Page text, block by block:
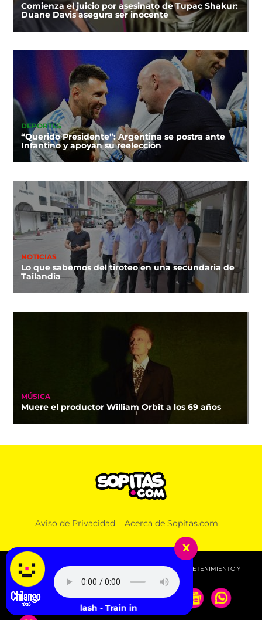
Comienza el juicio por asesinato de Tupac Shakur:
Duane Davis asegura ser inocente
DEPORTES
“Querido Presidente”: Argentina se postra ante
Infantino y apoyan su reelección
NOTICIAS
Lo que sabemos del tiroteo en una secundaria de
Tailandia
MÚSICA
Muere el productor William Orbit a los 69 años
Aviso de Privacidad Acerca de Sopitas.com
© 2026 SOPITAS.COM - MÚSICA, NOTICIAS, DEPORTES, ENTRETENIMIENTO Y
MÁS!.
x
The Clash - Train in Vain (Stand by Me)